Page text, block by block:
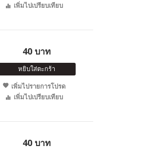
เพิ่มไปเปรียบเทียบ
40 บาท
หยิบใส่ตะกร้า
เพิ่มไปรายการโปรด
เพิ่มไปเปรียบเทียบ
40 บาท